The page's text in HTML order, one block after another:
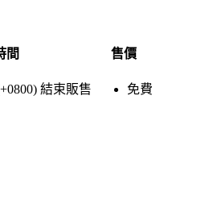
間 售價
結束販售 免費